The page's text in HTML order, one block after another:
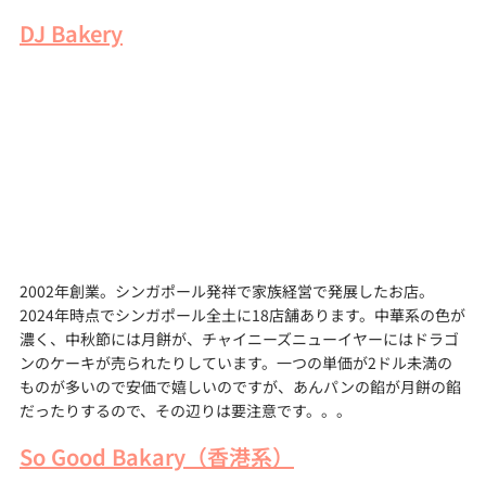
DJ Bakery
2002年創業。シンガポール発祥で家族経営で発展したお店。
2024年時点でシンガポール全土に18店舗あります。中華系の色が
濃く、中秋節には月餅が、チャイニーズニューイヤーにはドラゴ
ンのケーキが売られたりしています。一つの単価が2ドル未満の
ものが多いので安価で嬉しいのですが、あんパンの餡が月餅の餡
だったりするので、その辺りは要注意です。。。
So Good Bakary（香港系）